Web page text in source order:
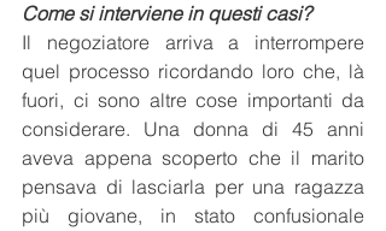
Come si interviene in questi casi?
Il negoziatore arriva a interrompere
quel processo ricordando loro che, là
fuori, ci sono altre cose importanti da
considerare. Una donna di 45 anni
aveva appena scoperto che il marito
pensava di lasciarla per una ragazza
più giovane, in stato confusionale